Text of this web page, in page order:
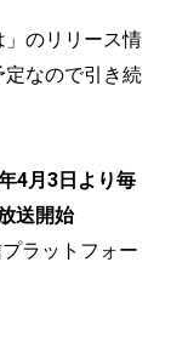
」のリリース情
なので引き続
4月3日より毎
送開始
ラットフォー